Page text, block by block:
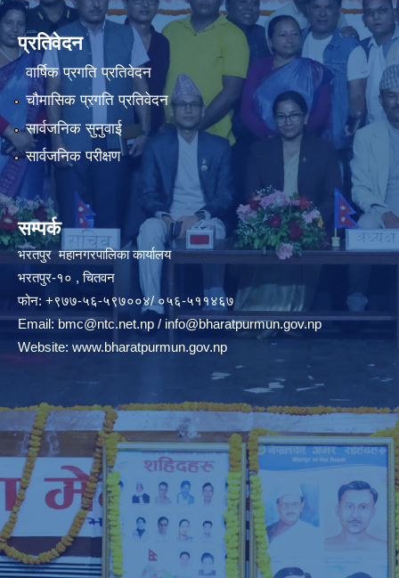
प्रतिवेदन
वार्षिक प्रगति प्रतिवेदन
चौमासिक प्रगति प्रतिवेदन
सार्वजनिक सुनुवाई
सार्वजनिक परीक्षण
सम्पर्क
भरतपुर महानगरपालिका कार्यालय
भरतपुर-१० , चितवन
फोन: +९७७-५६-५९७००४/ ०५६-५११४६७
Email:bmc@ntc.net.np / info@bharatpurmun.gov.np
Website: www.bharatpurmun.gov.np